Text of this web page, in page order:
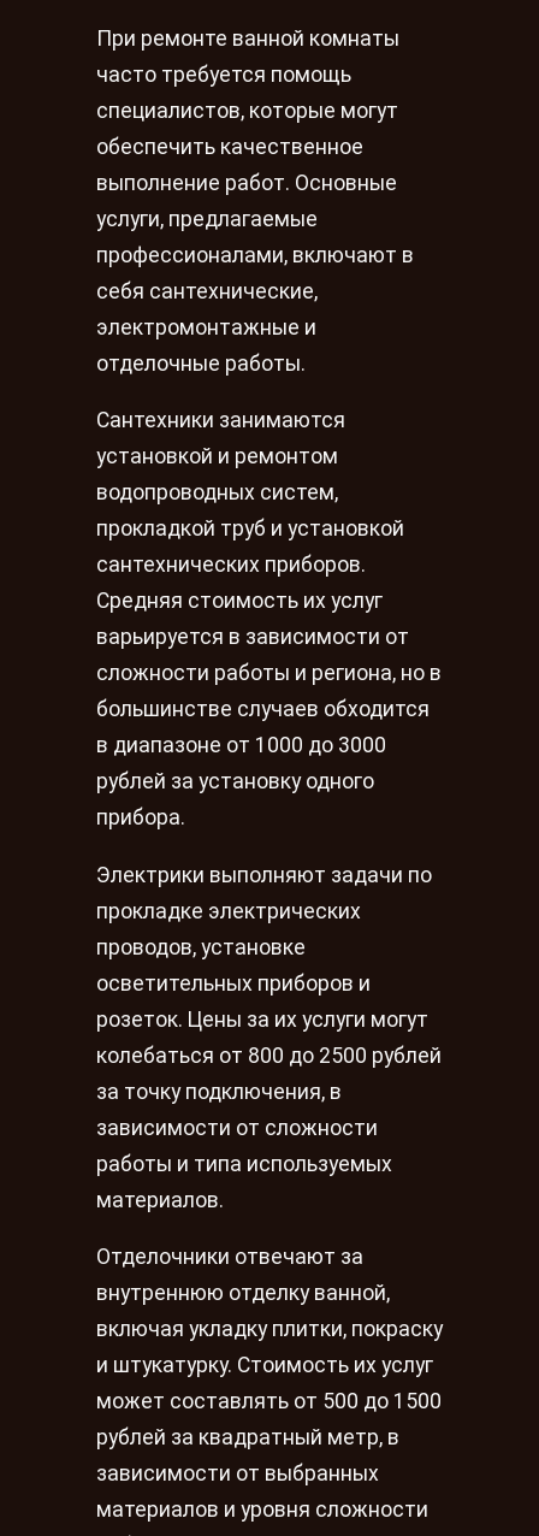
При ремонте ванной комнаты
часто требуется помощь
специалистов, которые могут
обеспечить качественное
выполнение работ. Основные
услуги, предлагаемые
профессионалами, включают в
себя сантехнические,
электромонтажные и
отделочные работы.
Сантехники занимаются
установкой и ремонтом
водопроводных систем,
прокладкой труб и установкой
сантехнических приборов.
Средняя стоимость их услуг
варьируется в зависимости от
сложности работы и региона, но в
большинстве случаев обходится
в диапазоне от 1000 до 3000
рублей за установку одного
прибора.
Электрики выполняют задачи по
прокладке электрических
проводов, установке
осветительных приборов и
розеток. Цены за их услуги могут
колебаться от 800 до 2500 рублей
за точку подключения, в
зависимости от сложности
работы и типа используемых
материалов.
Отделочники отвечают за
внутреннюю отделку ванной,
включая укладку плитки, покраску
и штукатурку. Стоимость их услуг
может составлять от 500 до 1500
рублей за квадратный метр, в
зависимости от выбранных
материалов и уровня сложности